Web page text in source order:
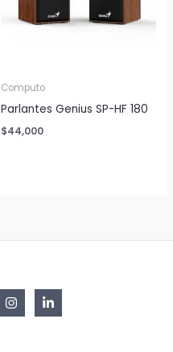
Computo
Parlantes Genius SP-HF 180
$44,000